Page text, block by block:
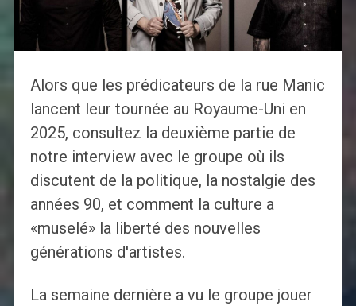
Alors que les prédicateurs de la rue Manic
lancent leur tournée au Royaume-Uni en
2025, consultez la deuxième partie de
notre interview avec le groupe où ils
discutent de la politique, la nostalgie des
années 90, et comment la culture a
«muselé» la liberté des nouvelles
générations d'artistes.
La semaine dernière a vu le groupe jouer